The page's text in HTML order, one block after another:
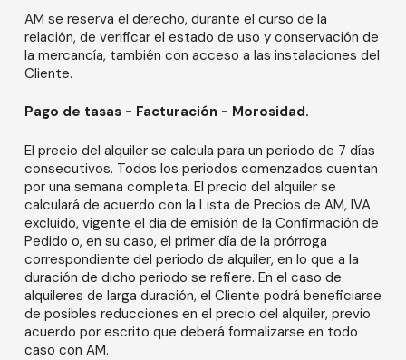
AM se reserva el derecho, durante el curso de la
relación, de verificar el estado de uso y conservación de
la mercancía, también con acceso a las instalaciones del
Cliente.
Pago de tasas - Facturación - Morosidad.
El precio del alquiler se calcula para un periodo de 7 días
consecutivos. Todos los periodos comenzados cuentan
por una semana completa. El precio del alquiler se
calculará de acuerdo con la Lista de Precios de AM, IVA
excluido, vigente el día de emisión de la Confirmación de
Pedido o, en su caso, el primer día de la prórroga
correspondiente del periodo de alquiler, en lo que a la
duración de dicho periodo se refiere. En el caso de
alquileres de larga duración, el Cliente podrá beneficiarse
de posibles reducciones en el precio del alquiler, previo
acuerdo por escrito que deberá formalizarse en todo
caso con AM.